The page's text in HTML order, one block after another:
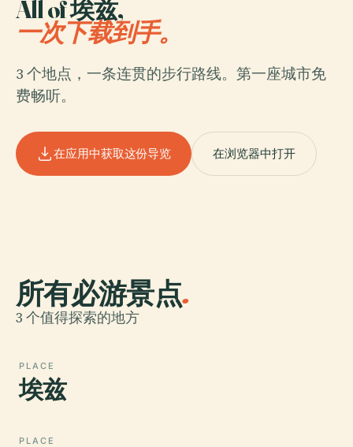
All of 埃兹,
一次下载到手。
3 个地点，一条连贯的步行路线。第一座城市免
费畅听。
在应用中获取这份导览 在浏览器中打开
所有必游景点.
3 个值得探索的地方
PLACE
埃兹
PLACE